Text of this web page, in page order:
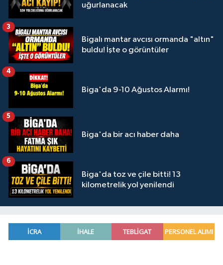
uğurlanacak
Bigalı mantar avcısı ormanda "altın"
buldu! İşte o görüntüler
3
Biga'da 9-10 Ağustos Alarmı!
4
Biga'da bir acı haber daha
5
Biga'da toz ve çile bitti! 13
kilometrelik yol yenilendi
6